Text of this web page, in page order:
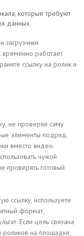
которые требуют
данных.
загрузчики
временно работает
ссылку на ролик и
не проверяя саму
элементы подряд.
вместо видео.
чужой
проверять готовый
ссылку, используете
формат,
Если цель связана
роликов на площадке,